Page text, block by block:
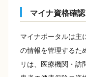
マイナ資格確認
マイナポータルは主
の情報を管理するた
リは、医療機関・訪